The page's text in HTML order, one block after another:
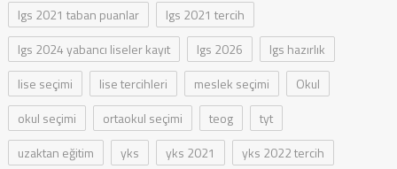
lgs 2021 taban puanlar
lgs 2021 tercih
lgs 2024 yabancı liseler kayıt
lgs 2026
lgs hazırlık
lise seçimi
lise tercihleri meslek seçimi
Okul
okul seçimi
ortaokul seçimi teog
tyt
uzaktan eğitim
yks yks 2021
yks 2022 tercih